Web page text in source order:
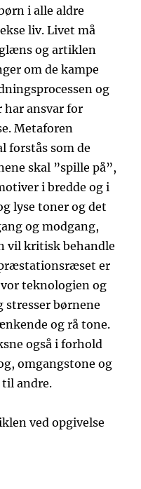
i alle aldre
liv. Livet må
og artiklen
om de kampe
og
har ansvar for
Metaforen
forstås som de
skal ”spille på”,
i bredde og i
lyse toner og det
og modgang,
vil kritisk behandle
er
teknologien og
stresser børnene
og rå tone.
også i forhold
omgangstone og
andre.
ved opgivelse